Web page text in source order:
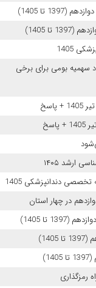
تا 1405)
1405
سهمیه بومی برای برخی
ارشد ۱۴۰۵
دندانپزشکی 1405
در چهار استان
رمزگذاری